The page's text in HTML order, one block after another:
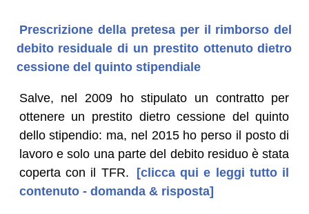
Prescrizione della pretesa per il rimborso del
debito residuale di un prestito ottenuto dietro
cessione del quinto stipendiale
Salve, nel 2009 ho stipulato un contratto per
ottenere un prestito dietro cessione del quinto
dello stipendio: ma, nel 2015 ho perso il posto di
lavoro e solo una parte del debito residuo è stata
coperta con il TFR.
[clicca qui e leggi tutto il
contenuto - domanda & risposta]